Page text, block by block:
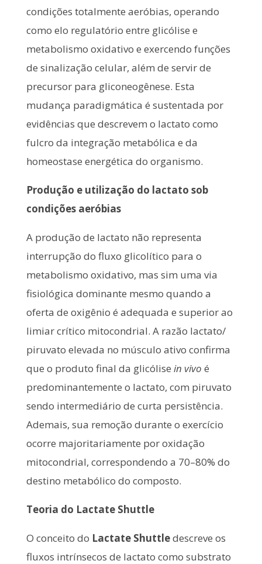
condições totalmente aeróbias, operando
como elo regulatório entre glicólise e
metabolismo oxidativo e exercendo funções
de sinalização celular, além de servir de
precursor para gliconeogênese. Esta
mudança paradigmática é sustentada por
evidências que descrevem o lactato como
fulcro da integração metabólica e da
homeostase energética do organismo.
Produção e utilização do lactato sob
condições aeróbias
A produção de lactato não representa
interrupção do fluxo glicolítico para o
metabolismo oxidativo, mas sim uma via
fisiológica dominante mesmo quando a
oferta de oxigênio é adequada e superior ao
limiar crítico mitocondrial. A razão lactato/
piruvato elevada no músculo ativo confirma
que o produto final da glicólise in vivo é
predominantemente o lactato, com piruvato
sendo intermediário de curta persistência.
Ademais, sua remoção durante o exercício
ocorre majoritariamente por oxidação
mitocondrial, correspondendo a 70–80% do
destino metabólico do composto.
Teoria do Lactate Shuttle
O conceito do Lactate Shuttledescreve os
fluxos intrínsecos de lactato como substrato